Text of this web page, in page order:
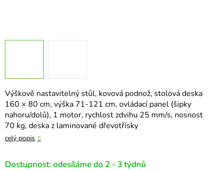
Výškově nastavitelný stůl, kovová podnož, stolová deska
160 × 80 cm, výška 71-121 cm, ovládací panel (šipky
nahoru/dolů), 1 motor, rychlost zdvihu 25 mm/s, nosnost
70 kg, deska z laminované dřevotřísky
celý popis
Dostupnost: odesíláme do 2 - 3 týdnů